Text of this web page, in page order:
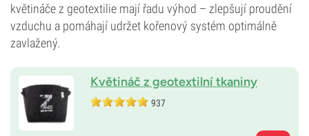
květináče z geotextilie mají řadu výhod – zlepšují proudění
vzduchu a pomáhají udržet kořenový systém optimálně
zavlažený.
Květináč z geotextilní tkaniny
937